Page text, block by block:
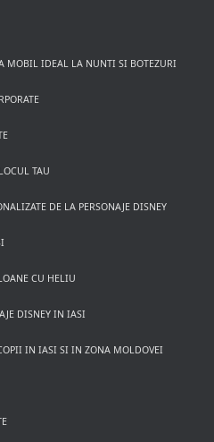
MOBIL IDEAL LA NUNTI SI BOTEZURI
TAU
DE LA PERSONAJE DISNEY
CU HELIU
DISNEY IN IASI
IN IASI SI IN ZONA MOLDOVEI